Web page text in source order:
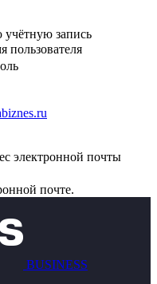
запись
пользователя
электронной почты
почте.
BUSINESS